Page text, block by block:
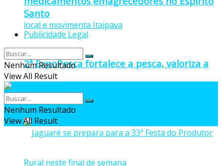
2ª ExpoPesca fortalece a pesca, valoriza a
cultura local e movimenta Itaipava
Santo
Publicidade Legal
Nenhum Resultado
View All Result
Nenhum Resultado
View All Result